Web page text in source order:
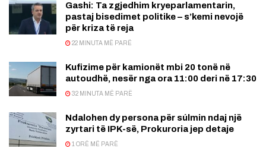
Gashi: Ta zgjedhim kryeparlamentarin,
pastaj bisedimet politike – s’kemi nevojë
për kriza të reja
22 MINUTA MË PARË
Kufizime për kamionët mbi 20 tonë në
autoudhë, nesër nga ora 11:00 deri në 17:30
32 MINUTA MË PARË
Ndalohen dy persona për súlmin ndaj një
zyrtari të IPK-së, Prokuroria jep detaje
1 ORË MË PARË